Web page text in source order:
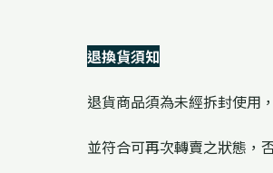
退換貨須知
退貨商品須為未經拆封使用
並符合可再次轉賣之狀態，